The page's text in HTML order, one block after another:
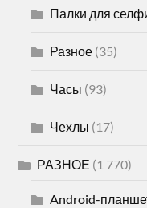
Палки для
Разное (35)
Часы (93)
Чехлы (17)
РАЗНОЕ (1 770)
Android-